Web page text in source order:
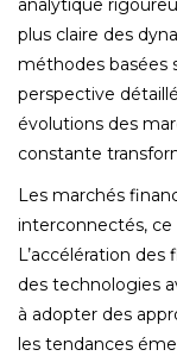
analytique
plus claire des
méthodes basées
perspective
évolutions des
constante
Les marchés
interconnectés, ce
L’accélération des
des technologies
à adopter des
les tendances